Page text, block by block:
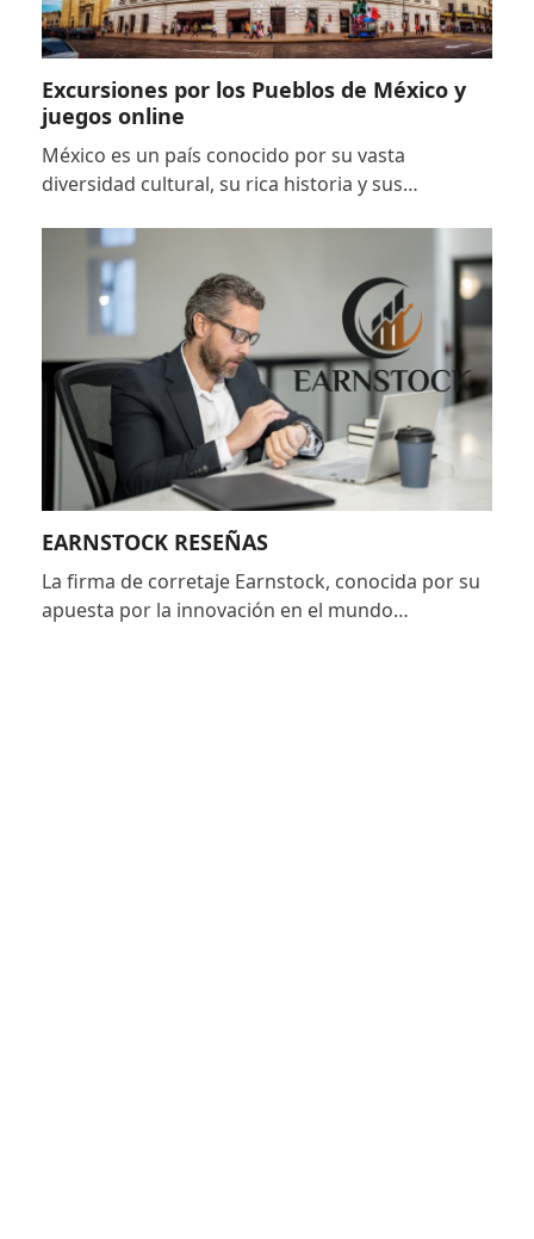
Excursiones por los Pueblos de México y
juegos online
México es un país conocido por su vasta
diversidad cultural, su rica historia y sus…
EARNSTOCK RESEÑAS
La firma de corretaje Earnstock, conocida por su
apuesta por la innovación en el mundo…